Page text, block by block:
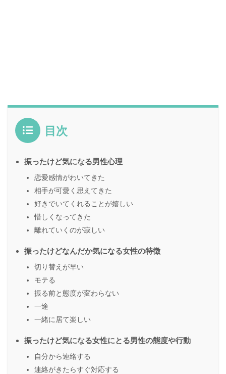
目次
振ったけど気になる男性心理
恋愛感情がわいてきた
相手が可愛く思えてきた
好きでいてくれることが嬉しい
惜しくなってきた
離れていくのが寂しい
振ったけどなんだか気になる女性の特徴
切り替えが早い
モテる
振る前と態度が変わらない
一途
一緒に居て楽しい
振ったけど気になる女性にとる男性の態度や行動
自分から連絡する
連絡がきたらすぐ対応する